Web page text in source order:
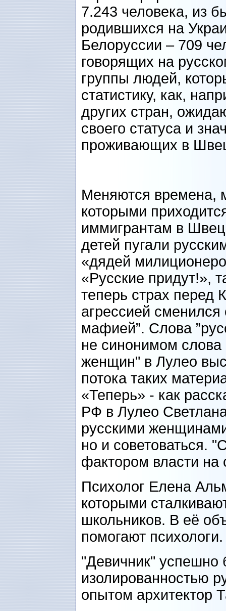
7.243 человека, из
родившихся на
Белоруссии – 709
говорящих на
группы людей,
статистику, как,
других стран,
своего статуса и
проживающих в
Меняются времена,
которыми
иммигрантам в
детей пугали
«дядей
«Русские придут!»,
теперь страх перед
агрессией сменился
мафией”. Слова
не синонимом слова
женщин" в Лулео
потока таких
«Теперь» - как
РФ в Лулео
русскими
но и советоваться.
фактором власти
Психолог Елена
которыми
школьников. В её
помогают психологи.
"Девичник" успешно
изолированностью
опытом архитектор